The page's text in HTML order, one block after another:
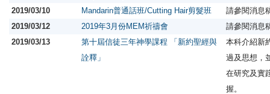
2019/03/10 Mandarin普通話班/Cutting Hair剪髮班
請參閱消息
2019/03/12
2019年3月份MEM祈禱會
請參閱消息
2019/03/13
第十屆信徒三年神學課程 「新約聖經與
詮釋」
本科介紹新
過及思想，
在研究及實
握。